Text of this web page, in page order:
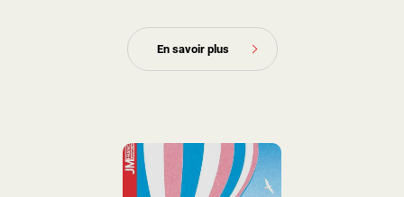
En savoir plus